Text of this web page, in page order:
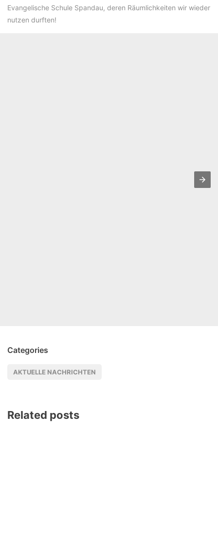
Evangelische Schule Spandau, deren Räumlichkeiten wir wieder
nutzen durften!
Categories
AKTUELLE NACHRICHTEN
Related posts